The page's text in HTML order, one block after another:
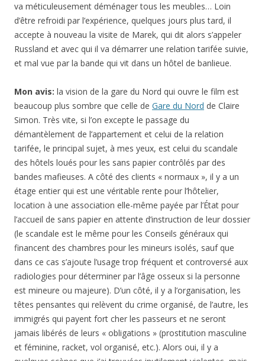
va méticuleusement déménager tous les meubles… Loin
d’être refroidi par l’expérience, quelques jours plus tard, il
accepte à nouveau la visite de Marek, qui dit alors s’appeler
Russland et avec qui il va démarrer une relation tarifée suivie,
et mal vue par la bande qui vit dans un hôtel de banlieue.
Mon avis: la vision de la gare du Nord qui ouvre le film est
beaucoup plus sombre que celle de Gare du Nord de Claire
Simon. Très vite, si l’on excepte le passage du
démantèlement de l’appartement et celui de la relation
tarifée, le principal sujet, à mes yeux, est celui du scandale
des hôtels loués pour les sans papier contrôlés par des
bandes mafieuses. A côté des clients « normaux », il y a un
étage entier qui est une véritable rente pour l’hôtelier,
location à une association elle-même payée par l’État pour
l’accueil de sans papier en attente d’instruction de leur dossier
(le scandale est le même pour les Conseils généraux qui
financent des chambres pour les mineurs isolés, sauf que
dans ce cas s’ajoute l’usage trop fréquent et controversé aux
radiologies pour déterminer par l’âge osseux si la personne
est mineure ou majeure). D’un côté, il y a l’organisation, les
têtes pensantes qui relèvent du crime organisé, de l’autre, les
immigrés qui payent fort cher les passeurs et ne seront
jamais libérés de leurs « obligations » (prostitution masculine
et féminine, racket, vol organisé, etc.). Alors oui, il y a